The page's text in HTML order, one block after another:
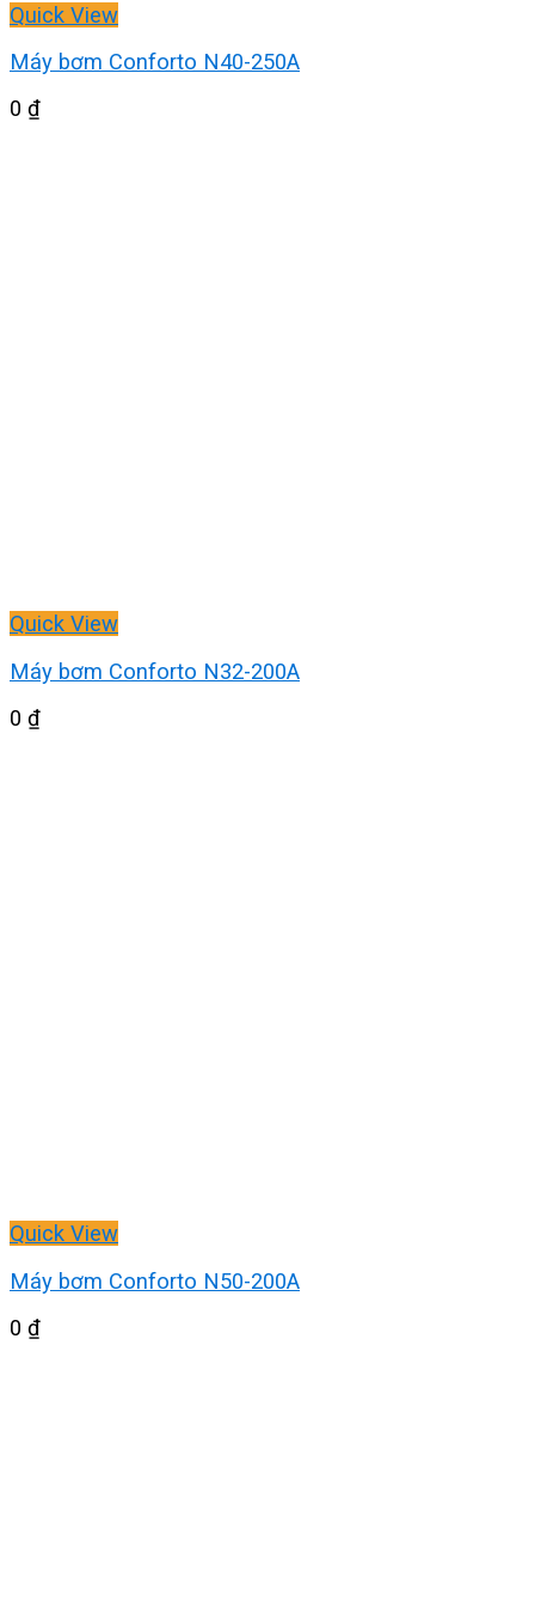
Quick View
Máy bơm Conforto N40-250A
0 ₫
Quick View
Máy bơm Conforto N32-200A
0 ₫
Quick View
Máy bơm Conforto N50-200A
0 ₫